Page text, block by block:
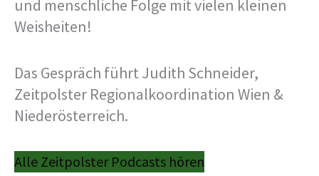
und menschliche Folge mit vielen kleinen
Weisheiten!
Das Gespräch führt Judith Schneider,
Zeitpolster Regionalkoordination Wien &
Niederösterreich.
Alle Zeitpolster Podcasts hören